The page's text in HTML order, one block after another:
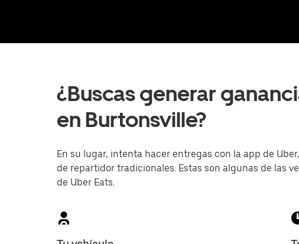
¿Buscas generar
en Burtonsville?
En su lugar, intenta hacer entregas con la app de
de repartidor tradicionales. Estas son algunas de las
de Uber Eats.